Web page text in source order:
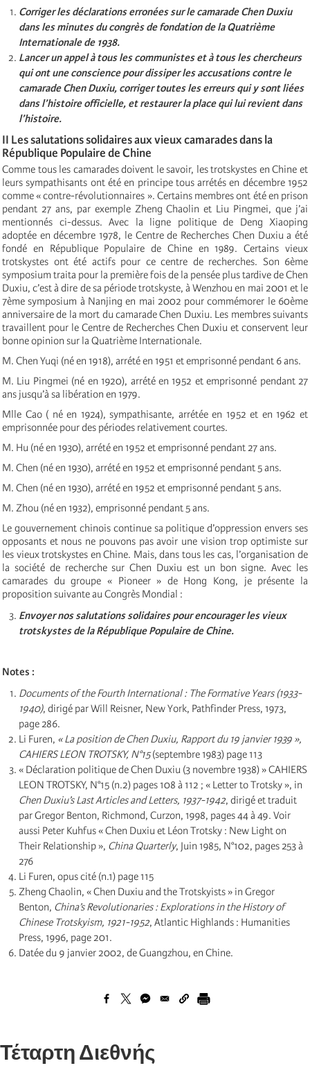
Corriger les déclarations erronées sur le camarade Chen Duxiu
dans les minutes du congrès de fondation de la Quatrième
Internationale de 1938.
Lancer un appel à tous les communistes et à tous les chercheurs
qui ont une conscience pour dissiper les accusations contre le
camarade Chen Duxiu, corriger toutes les erreurs qui y sont liées
dans l’histoire officielle, et restaurer la place qui lui revient dans
l’histoire.
II Les salutations solidaires aux vieux camarades dans la
République Populaire de Chine
Comme tous les camarades doivent le savoir, les trotskystes en Chine et
leurs sympathisants ont été en principe tous arrétés en décembre 1952
comme « contre-révolutionnaires ». Certains membres ont été en prison
pendant 27 ans, par exemple Zheng Chaolin et Liu Pingmei, que j’ai
mentionnés ci-dessus. Avec la ligne politique de Deng Xiaoping
adoptée en décembre 1978, le Centre de Recherches Chen Duxiu a été
fondé en République Populaire de Chine en 1989. Certains vieux
trotskystes ont été actifs pour ce centre de recherches. Son 6ème
symposium traita pour la première fois de la pensée plus tardive de Chen
Duxiu, c’est à dire de sa période trotskyste, à Wenzhou en mai 2001 et le
7ème symposium à Nanjing en mai 2002 pour commémorer le 60ème
anniversaire de la mort du camarade Chen Duxiu. Les membres suivants
travaillent pour le Centre de Recherches Chen Duxiu et conservent leur
bonne opinion sur la Quatrième Internationale.
M. Chen Yuqi (né en 1918), arrété en 1951 et emprisonné pendant 6 ans.
M. Liu Pingmei (né en 1920), arrété en 1952 et emprisonné pendant 27
ans jusqu’à sa libération en 1979.
Mlle Cao ( né en 1924), sympathisante, arrétée en 1952 et en 1962 et
emprisonnée pour des périodes relativement courtes.
M. Hu (né en 1930), arrété en 1952 et emprisonné pendant 27 ans.
M. Chen (né en 1930), arrété en 1952 et emprisonné pendant 5 ans.
M. Chen (né en 1930), arrété en 1952 et emprisonné pendant 5 ans.
M. Zhou (né en 1932), emprisonné pendant 5 ans.
Le gouvernement chinois continue sa politique d’oppression envers ses
opposants et nous ne pouvons pas avoir une vision trop optimiste sur
les vieux trotskystes en Chine. Mais, dans tous les cas, l’organisation de
la société de recherche sur Chen Duxiu est un bon signe. Avec les
camarades du groupe « Pioneer » de Hong Kong, je présente la
proposition suivante au Congrès Mondial :
Envoyer nos salutations solidaires pour encourager les vieux
trotskystes de la République Populaire de Chine.
Notes :
Documents of the Fourth International : The Formative Years (1933-
1940), dirigé par Will Reisner, New York, Pathfinder Press, 1973,
page 286.
Li Furen, « La position de Chen Duxiu, Rapport du 19 janvier 1939 »,
CAHIERS LEON TROTSKY, N°15(septembre 1983) page 113
« Déclaration politique de Chen Duxiu (3 novembre 1938) » CAHIERS
LEON TROTSKY, N°15 (n.2) pages 108 à 112 ; « Letter to Trotsky », in
Chen Duxiu’s Last Articles and Letters, 1937-1942, dirigé et traduit
par Gregor Benton, Richmond, Curzon, 1998, pages 44 à 49. Voir
aussi Peter Kuhfus « Chen Duxiu et Léon Trotsky : New Light on
Their Relationship », China Quarterly, Juin 1985, N°102, pages 253 à
276
Li Furen, opus cité (n.1) page 115
Zheng Chaolin, « Chen Duxiu and the Trotskyists » in Gregor
Benton, China’s Revolutionaries : Explorations in the History of
Chinese Trotskyism, 1921-1952, Atlantic Highlands : Humanities
Press, 1996, page 201.
Datée du 9 janvier 2002, de Guangzhou, en Chine.
Τέταρτη Διεθνής